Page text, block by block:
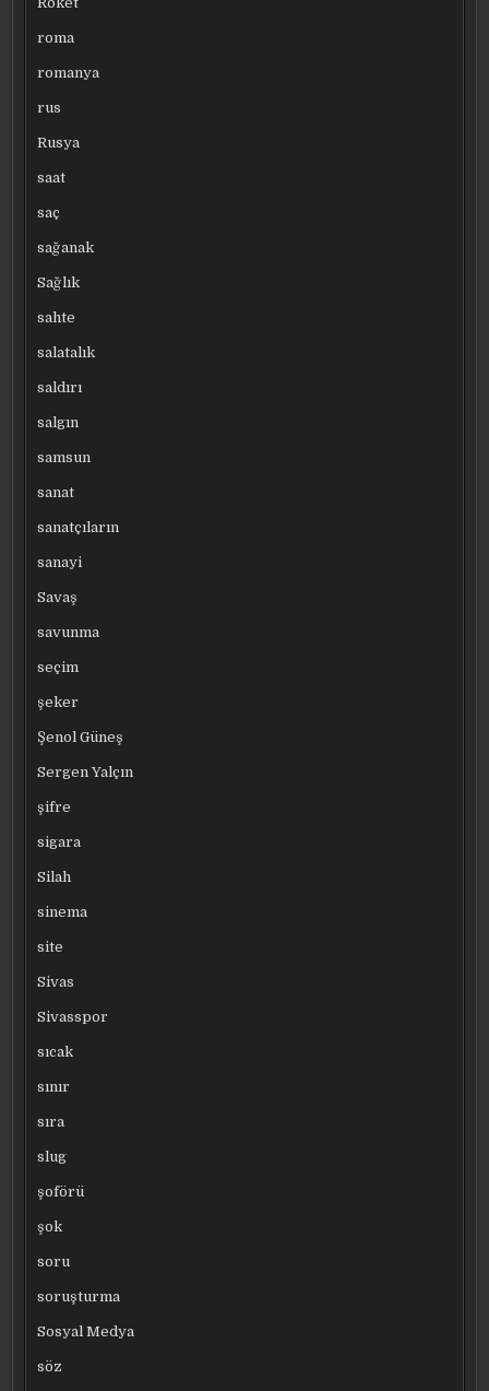
roma
romanya
rus
Rusya
saat
saç
sağanak
Sağlık
sahte
salatalık
saldırı
salgın
samsun
sanat
sanatçıların
sanayi
Savaş
savunma
seçim
şeker
Şenol Güneş
Sergen Yalçın
şifre
sigara
Silah
sinema
site
Sivas
Sivasspor
sıcak
sınır
sıra
slug
şoförü
şok
soru
soruşturma
Sosyal Medya
söz